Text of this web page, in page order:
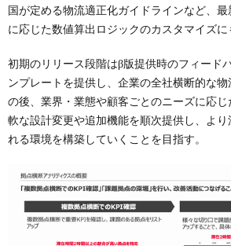
国が定める物流適正化ガイドラインなど、
に応じた数値算出ロジックのカスタマイズに
初期のリリース段階はβ版提供時のフィード
ンプレートを提供し、企業の全社横断的な
の後、業界・業態や顧客ごとのニーズに応
軟な設計変更や追加機能を順次提供し、よ
れる環境を構築していくことを目指す。